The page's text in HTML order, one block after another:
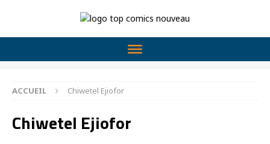
ACCUEIL Chiwetel Ejiofor
Chiwetel Ejiofor